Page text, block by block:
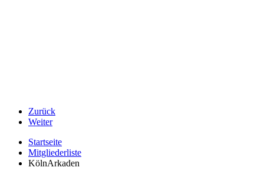
Zurück
Weiter
Startseite
Mitgliederliste
KölnArkaden